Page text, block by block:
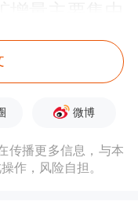
增量主要集中
受当地政策调
关系复杂等因
。全球铜精
合趋势持续深
术、规模优
微博
传播更多信息，与本
作，风险自担。